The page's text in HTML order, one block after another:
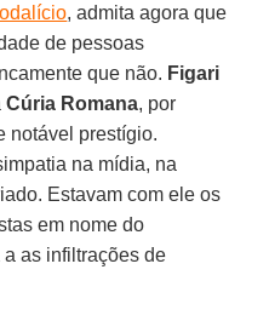
, admita agora que
de pessoas
que não. Figari
Cúria Romana, por
notável prestígio.
na mídia, na
Estavam com ele os
em nome do
as infiltrações de